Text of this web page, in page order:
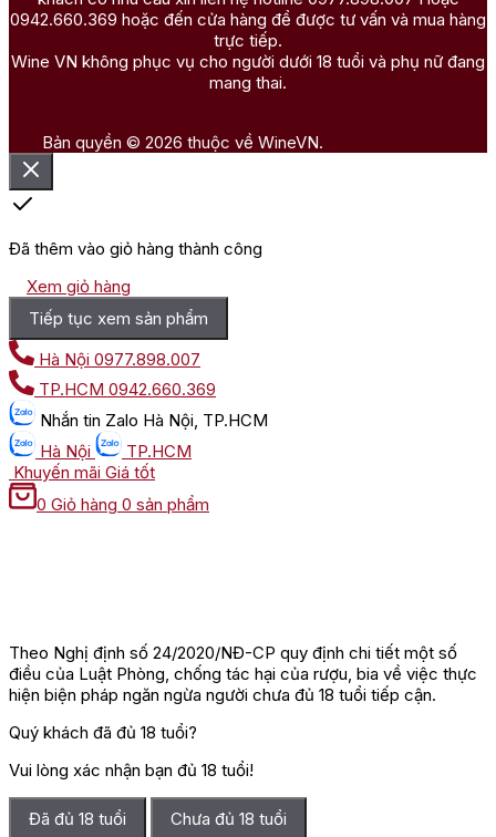
0942.660.369 hoặc đến cửa hàng để được tư vấn và mua hàng
trực tiếp.
Wine VN không phục vụ cho người dưới 18 tuổi và phụ nữ đang
mang thai.
Bản quyền © 2026 thuộc về WineVN.
Đã thêm vào giỏ hàng thành công
Xem giỏ hàng
Tiếp tục xem sản phẩm
Hà Nội 0977.898.007
TP.HCM 0942.660.369
Nhắn tin Zalo Hà Nội, TP.HCM
Hà Nội
TP.HCM
Khuyến mãi Giá tốt
0 Giỏ hàng 0 sản phẩm
Theo Nghị định số 24/2020/NĐ-CP quy định chi tiết một số
điều của Luật Phòng, chống tác hại của rượu, bia về việc thực
hiện biện pháp ngăn ngừa người chưa đủ 18 tuổi tiếp cận.
Quý khách đã đủ 18 tuổi?
Vui lòng xác nhận bạn đủ 18 tuổi!
Đã đủ 18 tuổi Chưa đủ 18 tuổi